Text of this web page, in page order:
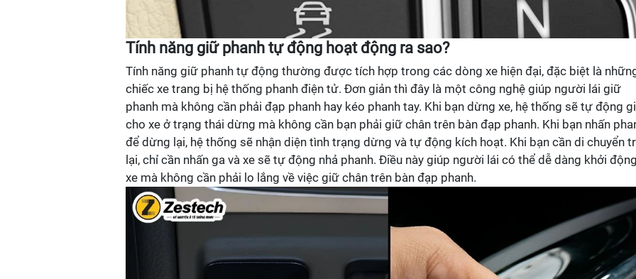
Tính năng giữ phanh tự động hoạt động ra sao?
Tính năng giữ phanh tự động thường được tích hợp trong các dòng xe hiện đại, đặc biệt là
chiếc xe trang bị hệ thống phanh điện tử. Đơn giản thì đây là một công nghệ giúp người lái giữ
phanh mà không cần phải đạp phanh hay kéo phanh tay. Khi bạn dừng xe, hệ thống sẽ tự động
cho xe ở trạng thái dừng mà không cần bạn phải giữ chân trên bàn đạp phanh. Khi bạn nhấn
để dừng lại, hệ thống sẽ nhận diện tình trạng dừng và tự động kích hoạt. Khi bạn cần di chuyển
lại, chỉ cần nhấn ga và xe sẽ tự động nhả phanh. Điều này giúp người lái có thể dễ dàng khởi
xe mà không cần phải lo lắng về việc giữ chân trên bàn đạp phanh.